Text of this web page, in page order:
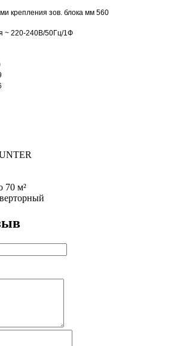
крепления зов. блока мм 560
~ 220-240В/50Гц/1Ф
70 м²